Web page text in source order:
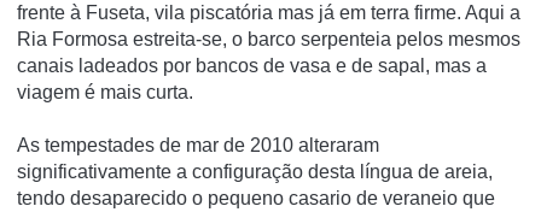
frente à Fuseta, vila piscatória mas já em terra firme. Aqui a
Ria Formosa estreita-se, o barco serpenteia pelos mesmos
canais ladeados por bancos de vasa e de sapal, mas a
viagem é mais curta.
As tempestades de mar de 2010 alteraram
significativamente a configuração desta língua de areia,
tendo desaparecido o pequeno casario de veraneio que